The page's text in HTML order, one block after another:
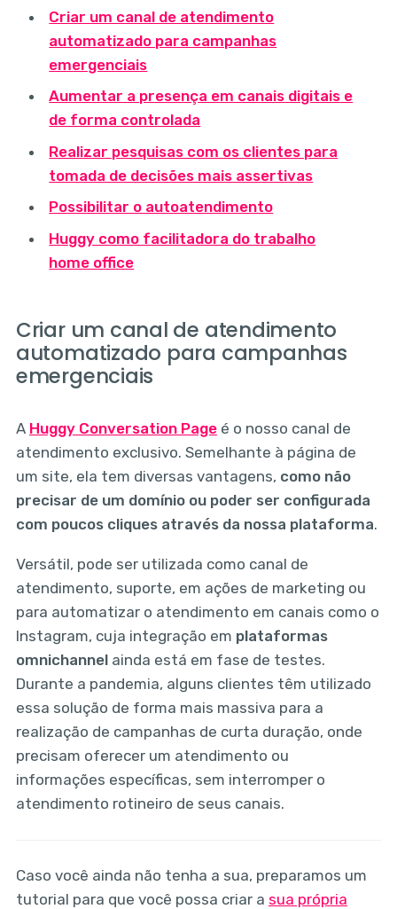
Criar um canal de atendimento
automatizado para campanhas
emergenciais
Aumentar a presença em canais digitais e
de forma controlada
Realizar pesquisas com os clientes para
tomada de decisões mais assertivas
Possibilitar o autoatendimento
Huggy como facilitadora do trabalho
home office
Criar um canal de atendimento
automatizado para campanhas
emergenciais
A Huggy Conversation Pageé o nosso canal de
atendimento exclusivo. Semelhante à página de
um site, ela tem diversas vantagens, como não
precisar de um domínio ou poder ser configurada
com poucos cliques através da nossa plataforma.
Versátil, pode ser utilizada como canal de
atendimento, suporte, em ações de marketing ou
para automatizar o atendimento em canais como o
Instagram, cuja integração em plataformas
omnichannel ainda está em fase de testes.
Durante a pandemia, alguns clientes têm utilizado
essa solução de forma mais massiva para a
realização de campanhas de curta duração, onde
precisam oferecer um atendimento ou
informações específicas, sem interromper o
atendimento rotineiro de seus canais.
Caso você ainda não tenha a sua, preparamos um
tutorial para que você possa criar a sua própria